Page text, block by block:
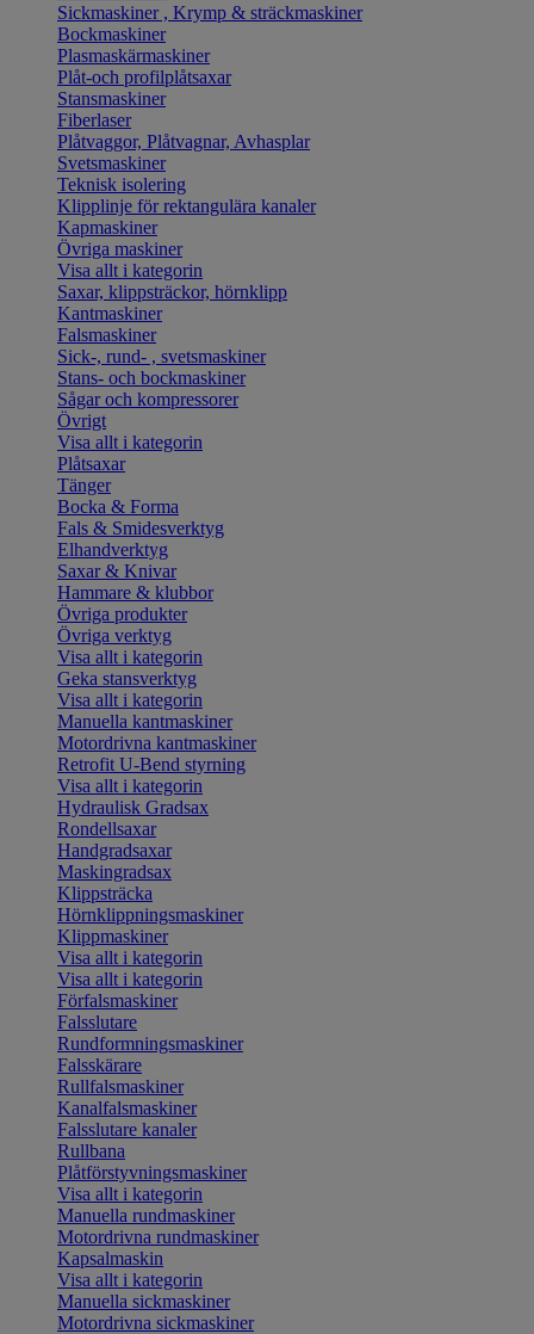
Sickmaskiner , Krymp & sträckmaskiner
Bockmaskiner
Plasmaskärmaskiner
Plåt-och profilplåtsaxar
Stansmaskiner
Fiberlaser
Plåtvaggor, Plåtvagnar, Avhasplar
Svetsmaskiner
Teknisk isolering
Klipplinje för rektangulära kanaler
Kapmaskiner
Övriga maskiner
Visa allt i kategorin
Saxar, klippsträckor, hörnklipp
Kantmaskiner
Falsmaskiner
Sick-, rund- , svetsmaskiner
Stans- och bockmaskiner
Sågar och kompressorer
Övrigt
Visa allt i kategorin
Plåtsaxar
Tänger
Bocka & Forma
Fals & Smidesverktyg
Elhandverktyg
Saxar & Knivar
Hammare & klubbor
Övriga produkter
Övriga verktyg
Visa allt i kategorin
Geka stansverktyg
Visa allt i kategorin
Manuella kantmaskiner
Motordrivna kantmaskiner
Retrofit U-Bend styrning
Visa allt i kategorin
Hydraulisk Gradsax
Rondellsaxar
Handgradsaxar
Maskingradsax
Klippsträcka
Hörnklippningsmaskiner
Klippmaskiner
Visa allt i kategorin
Visa allt i kategorin
Förfalsmaskiner
Falsslutare
Rundformningsmaskiner
Falsskärare
Rullfalsmaskiner
Kanalfalsmaskiner
Falsslutare kanaler
Rullbana
Plåtförstyvningsmaskiner
Visa allt i kategorin
Manuella rundmaskiner
Motordrivna rundmaskiner
Kapsalmaskin
Visa allt i kategorin
Manuella sickmaskiner
Motordrivna sickmaskiner